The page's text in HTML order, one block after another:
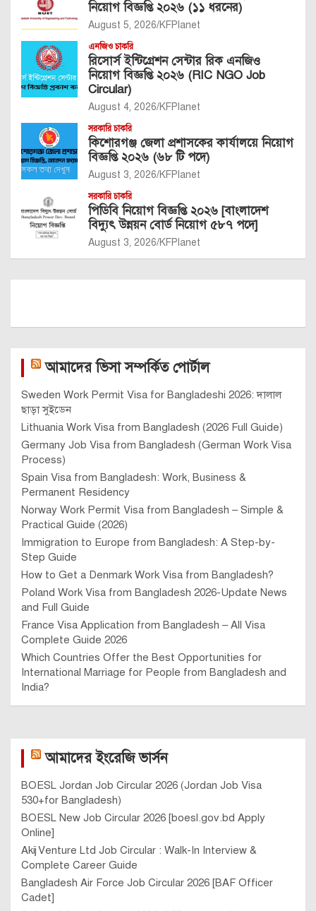
নিয়োগ বিজ্ঞপ্তি ২০২৬ (১১ ধরনের)
August 5, 2026 KFPlanet
এনজিও চাকরি
রিসোর্স ইন্টিগ্রেশন সেন্টার রিক এনজিও
নিয়োগ বিজ্ঞপ্তি ২০২৬ (RIC NGO Job
Circular)
August 4, 2026 KFPlanet
সরকারি চাকরি
কিশোরগঞ্জ জেলা প্রশাসকের কার্যালয়ে নিয়োগ
বিজ্ঞপ্তি ২০২৬ (৬৮ টি পদে)
August 3, 2026 KFPlanet
সরকারি চাকরি
পিডিবি নিয়োগ বিজ্ঞপ্তি ২০২৬ [বাংলাদেশ
বিদ্যুৎ উন্নয়ন বোর্ড নিয়োগ ৫৮৭ পদে]
August 3, 2026 KFPlanet
আমাদের ভিসা সম্পর্কিত পোর্টাল
Sweden Work Permit Visa for Bangladeshi 2026: দালাল
ছাড়া সুইডেন
Lithuania Work Visa from Bangladesh (2026 Full Guide)
Germany Job Visa from Bangladesh (German Work Visa
Process)
Spain Visa from Bangladesh: Work, Business &
Permanent Residency
Norway Work Permit Visa from Bangladesh – Simple &
Practical Guide (2026)
Immigration to Europe from Bangladesh: A Step-by-
Step Guide
How to Get a Denmark Work Visa from Bangladesh?
Poland Work Visa from Bangladesh 2026-Update News
and Full Guide
France Visa Application from Bangladesh – All Visa
Complete Guide 2026
Which Countries Offer the Best Opportunities for
International Marriage for People from Bangladesh and
India?
আমাদের ইংরেজি ভার্সন
BOESL Jordan Job Circular 2026 (Jordan Job Visa
530+for Bangladesh)
BOESL New Job Circular 2026 [boesl.gov.bd Apply
Online]
Akij Venture Ltd Job Circular : Walk-In Interview &
Complete Career Guide
Bangladesh Air Force Job Circular 2026 [BAF Officer
Cadet]